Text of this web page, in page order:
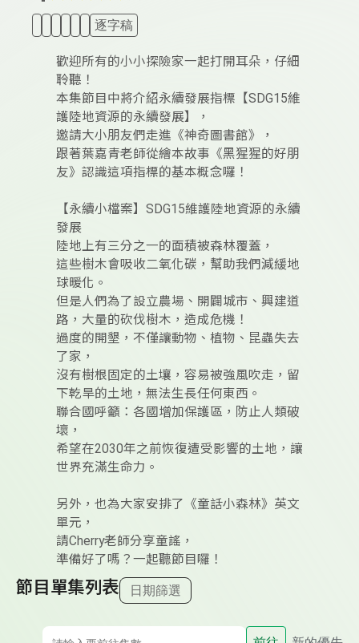
逐字稿
歡迎所有的小小探險家一起打開耳朵，仔細
聆聽！
本集節目中將介紹永續發展指標【SDG15維
護陸地資源的永續發展】，
邀請大小朋友們走進《神奇圖書館》，
跟著葉嘉青老師從繪本故事《黑猩猩的好朋
友》認識這項指標的基本概念囉！
【永續小檔案】SDG15維護陸地資源的永續
發展
陸地上有三分之一的面積被森林覆蓋，
這些樹木會吸收二氧化碳，幫助我們減緩地
球暖化。
但是人們為了設立農場、開闢城市、興建道
路，大量的砍伐樹木，造成危機！
過度的開墾，不僅讓動物、植物、昆蟲失去
了家，
沒有樹根固定的土壤，容易被強風吹走，留
下乾旱的土地，無法生長任何東西。
聯合國呼籲：各國增加保護區，防止人類破
壞，
希望在2030年之前恢復遭受影響的土地，讓
世界充滿生命力。
另外，也為大家安排了《童話小森林》英文
單元，
請Cherry老師分享童謠，
準備好了嗎？一起聽節目囉！
節目單集列表 日期篩選